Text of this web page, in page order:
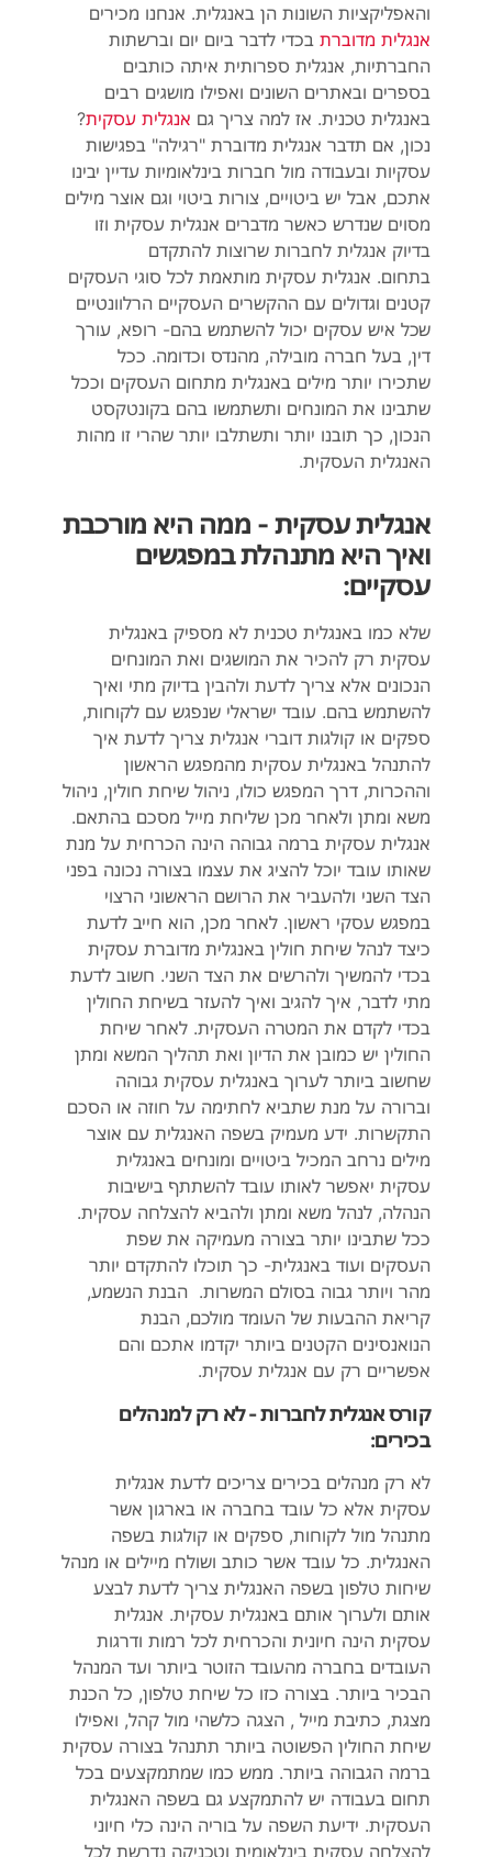
והאפליקציות השונות הן באנגלית. אנחנו מכירים
אנגלית מדוברתבכדי לדבר ביום יום וברשתות
החברתיות, אנגלית ספרותית איתה כותבים
בספרים ובאתרים השונים ואפילו מושגים רבים
באנגלית טכנית. אז למה צריך גםאנגלית עסקית?
נכון, אם תדבר אנגלית מדוברת "רגילה" בפגישות
עסקיות ובעבודה מול חברות בינלאומיות עדיין יבינו
אתכם, אבל יש ביטויים, צורות ביטוי וגם אוצר מילים
מסוים שנדרש כאשר מדברים אנגלית עסקית וזו
בדיוק אנגלית לחברות שרוצות להתקדם
בתחום. אנגלית עסקית מותאמת לכל סוגי העסקים
קטנים וגדולים עם ההקשרים העסקיים הרלוונטיים
שכל איש עסקים יכול להשתמש בהם- רופא, עורך
דין, בעל חברה מובילה, מהנדס וכדומה. ככל
שתכירו יותר מילים באנגלית מתחום העסקים וככל
שתבינו את המונחים ותשתמשו בהם בקונטקסט
הנכון, כך תובנו יותר ותשתלבו יותר שהרי זו מהות
האנגלית העסקית.
אנגלית עסקית - ממה היא מורכבת
ואיך היא מתנהלת במפגשים
עסקיים:
שלא כמו באנגלית טכנית לא מספיק באנגלית
עסקית רק להכיר את המושגים ואת המונחים
הנכונים אלא צריך לדעת ולהבין בדיוק מתי ואיך
להשתמש בהם. עובד ישראלי שנפגש עם לקוחות,
ספקים או קולגות דוברי אנגלית צריך לדעת איך
להתנהל באנגלית עסקית מהמפגש הראשון
וההכרות, דרך המפגש כולו, ניהול שיחת חולין, ניהול
משא ומתן ולאחר מכן שליחת מייל מסכם בהתאם.
אנגלית עסקית ברמה גבוהה הינה הכרחית על מנת
שאותו עובד יוכל להציג את עצמו בצורה נכונה בפני
הצד השני ולהעביר את הרושם הראשוני הרצוי
במפגש עסקי ראשון. לאחר מכן, הוא חייב לדעת
כיצד לנהל שיחת חולין באנגלית מדוברת עסקית
בכדי להמשיך ולהרשים את הצד השני. חשוב לדעת
מתי לדבר, איך להגיב ואיך להעזר בשיחת החולין
בכדי לקדם את המטרה העסקית. לאחר שיחת
החולין יש כמובן את הדיון ואת תהליך המשא ומתן
שחשוב ביותר לערוך באנגלית עסקית גבוהה
וברורה על מנת שתביא לחתימה על חוזה או הסכם
התקשרות. ידע מעמיק בשפה האנגלית עם אוצר
מילים נרחב המכיל ביטויים ומונחים באנגלית
עסקית יאפשר לאותו עובד להשתתף בישיבות
הנהלה, לנהל משא ומתן ולהביא להצלחה עסקית.
ככל שתבינו יותר בצורה מעמיקה את שפת
העסקים ועוד באנגלית- כך תוכלו להתקדם יותר
מהר ויותר גבוה בסולם המשרות. הבנת הנשמע,
קריאת ההבעות של העומד מולכם, הבנת
הנואנסינים הקטנים ביותר יקדמו אתכם והם
אפשריים רק עם אנגלית עסקית.
קורס אנגלית לחברות - לא רק למנהלים
בכירים:
לא רק מנהלים בכירים צריכים לדעת אנגלית
עסקית אלא כל עובד בחברה או בארגון אשר
מתנהל מול לקוחות, ספקים או קולגות בשפה
האנגלית. כל עובד אשר כותב ושולח מיילים או מנהל
שיחות טלפון בשפה האנגלית צריך לדעת לבצע
אותם ולערוך אותם באנגלית עסקית. אנגלית
עסקית הינה חיונית והכרחית לכל רמות ודרגות
העובדים בחברה מהעובד הזוטר ביותר ועד המנהל
הבכיר ביותר. בצורה כזו כל שיחת טלפון, כל הכנת
מצגת, כתיבת מייל , הצגה כלשהי מול קהל, ואפילו
שיחת החולין הפשוטה ביותר תתנהל בצורה עסקית
ברמה הגבוהה ביותר. ממש כמו שמתמקצעים בכל
תחום בעבודה יש להתמקצע גם בשפה האנגלית
העסקית. ידיעת השפה על בוריה הינה כלי חיוני
להצלחה עסקית בינלאומית וטכניקה נדרשת לכל